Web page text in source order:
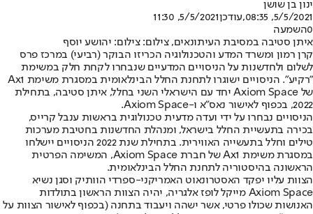
ינון בן שושן
5/5/2021, 08:35
,עודכן5/5/2021, 11:30
0השמעה
איתן סטיבה במסיבת העיתונאים, צילום: צילום: יהושע יוסף
קרן רמון ומשרד המדע והטכנולוגיה הכריזו הבוקר (רביעי) במרכז פרס
לשלום ולחדשנות על הניסויים המדעיים שנבחרו לקחת חלק במשימת
"רקיע". הניסויים ישוגרו לתחנת החלל הבינלאומית במסגרת משימת Ax1
של Axiom Space יחד עם הישראלי השני בחלל, איתן סטיבה, בתחילת
2022, בכפוף לאישור נאס"א ו-Axiom Space.
הניסויים נבחרו על ידי ועדה מדעית טכנולוגית בראשות ענבל קרייס,
בכירה בתעשיית החלל בישראל, ומנהלת החדשנות בחטיבת מערכות
טילים וחלל בתעשייה האווירית. בתחילת שנת 2022 הניסויים יישלחו
במסגרת משימת Ax1 של חברת Axiom Space, המשימה הפרטית
הראשונה בהיסטוריה לתחנת החלל הבינלאומית.
הצוות עליו יפקד האסטרונאוט האמריקני-ספרדי הוותיק וסגן נשיא
Axiom Space מייקל לופז אלגריה, יהיה הצוות הראשון בתולדות
האנושות שכולו פרטי, אשר ישהה ויעבוד בתחנה (בכפוף לאישור הצוות על